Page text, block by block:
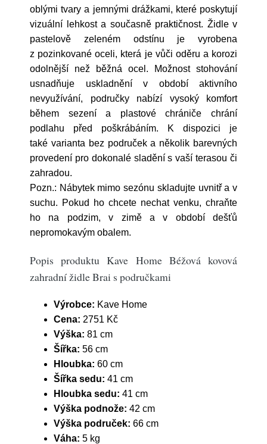
oblými tvary a jemnými drážkami, které poskytují
vizuální lehkost a současně praktičnost. Židle v
pastelově zeleném odstínu je vyrobena
z pozinkované oceli, která je vůči oděru a korozi
odolnější než běžná ocel. Možnost stohování
usnadňuje uskladnění v období aktivního
nevyužívání, područky nabízí vysoký komfort
během sezení a plastové chrániče chrání
podlahu před poškrábáním. K dispozici je
také varianta bez područek a několik barevných
provedení pro dokonalé sladění s vaší terasou či
zahradou.
Pozn.: Nábytek mimo sezónu skladujte uvnitř a v
suchu. Pokud ho chcete nechat venku, chraňte
ho na podzim, v zimě a v období dešťů
nepromokavým obalem.
Popis produktu Kave Home Béžová kovová
zahradní židle Brai s područkami
Výrobce: Kave Home
Cena: 2751 Kč
Výška: 81 cm
Šířka: 56 cm
Hloubka: 60 cm
Šířka sedu: 41 cm
Hloubka sedu: 41 cm
Výška podnože: 42 cm
Výška područek: 66 cm
Váha: 5 kg